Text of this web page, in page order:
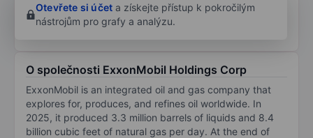
Otevřete si účet a získejte přístup k pokročilým
nástrojům pro grafy a analýzu.
O společnosti ExxonMobil Holdings Corp
ExxonMobil is an integrated oil and gas company that
explores for, produces, and refines oil worldwide. In
2025, it produced 3.3 million barrels of liquids and 8.4
billion cubic feet of natural gas per day. At the end of